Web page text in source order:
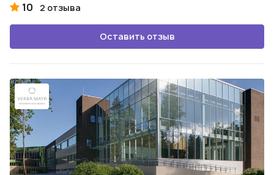
10 2 отзыва
Оставить отзыв